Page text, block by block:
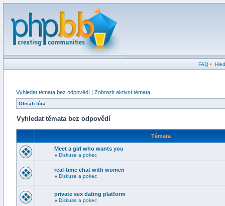
FAQ•
Vyhledat témata bez odpovědí | Zobrazit aktivní témata
Obsah fóra
Vyhledat témata bez odpovědí
Témata
Meet a girl who wants you
v Diskuse a pokec
real-time chat with women
v Diskuse a pokec
private sex dating platform
v Diskuse a pokec